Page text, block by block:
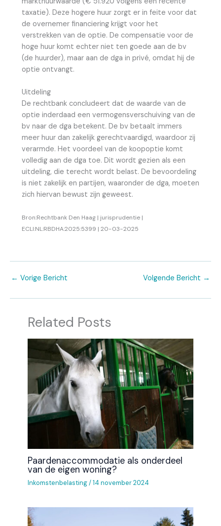
taxatie). Deze hogere huur zorgt er in feite voor dat
de overnemer financiering krijgt voor het
verstrekken van de optie. De compensatie voor de
hoge huur komt echter niet ten goede aan de bv
(de huurder), maar aan de dga in privé, omdat hij de
optie ontvangt.
Uitdeling
De rechtbank concludeert dat de waarde van de
optie inderdaad een vermogensverschuiving van de
bv naar de dga betekent. De bv betaalt immers
meer huur dan zakelijk gerechtvaardigd, waardoor zij
verarmde. Het voordeel van de koopoptie komt
volledig aan de dga toe. Dit wordt gezien als een
uitdeling, die terecht wordt belast. De bevoordeling
is niet zakelijk en partijen, waaronder de dga, moeten
zich hiervan bewust zijn geweest.
Bron:Rechtbank Den Haag | jurisprudentie |
ECLI:NL:RBDHA:2025:5399 | 20-03-2025
← Vorige Bericht Volgende Bericht →
Related Posts
Paardenaccommodatie als onderdeel
van de eigen woning?
Inkomstenbelasting/14 november 2024